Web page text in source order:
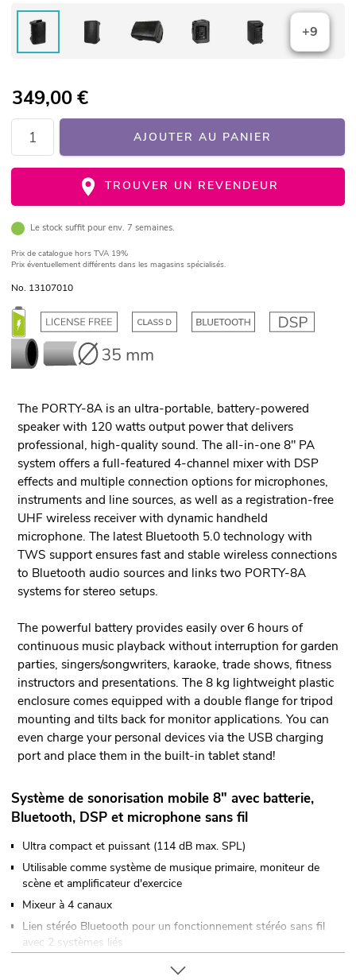
+9
349,00€
AJOUTER AU PANIER
TROUVER UN REVENDEUR
Le stock suffit pour env. 7 semaines.
Prix de catalogue hors TVA 19%
Prix éventuellement différents dans les magasins spécialisés.
No. 13107010
The PORTY-8A is an ultra-portable, battery-powered
speaker with 120 watts output power that delivers
professional, high-quality sound. The all-in-one 8" PA
system offers a full-featured 4-channel mixer with DSP
effects and multiple connection options for microphones,
instruments and line sources, as well as a registration-free
UHF wireless receiver with dynamic handheld
microphone. The latest Bluetooth 5.0 technology with
TWS support ensures fast and stable wireless connections
to Bluetooth audio sources and links two PORTY-8A
systems for stereo setups.
The powerful battery provides easily over 6 hours of
continuous music playback without interruption for garden
parties, singers/songwriters, karaoke, trade shows, fitness
instructors and presentations. The 8 kg lightweight plastic
enclosure comes equipped with a double flange for tripod
mounting and tilts back for monitor applications. You can
even charge your personal devices via the USB charging
port and place them in the built-in tablet stand!
Système de sonorisation mobile 8" avec batterie,
Bluetooth, DSP et microphone sans fil
Ultra compact et puissant (114 dB max. SPL)
Utilisable comme système de musique primaire, moniteur de
scène et amplificateur d'exercice
Mixeur à 4 canaux
Lien stéréo Bluetooth pour un fonctionnement stéréo sans fil
avec 2 systèmes liés
Récepteur radio UHF intégré avec microphone à main adapté